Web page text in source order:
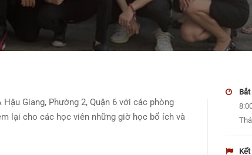
Giang, Phường 2, Quận 6 với các phòng
lại cho các học viên những giờ học bổ ích và